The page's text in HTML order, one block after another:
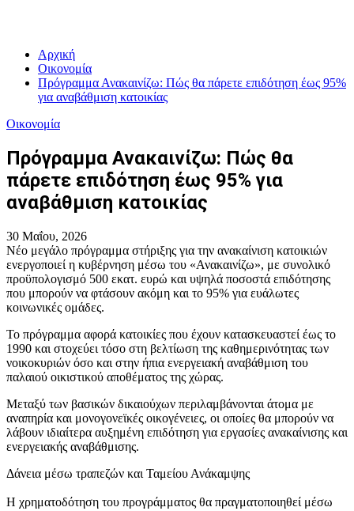
Αρχική
Οικονομία
Πρόγραμμα Ανακαινίζω: Πώς θα πάρετε επιδότηση έως 95%
για αναβάθμιση κατοικίας
Οικονομία
Πρόγραμμα Ανακαινίζω: Πώς θα
πάρετε επιδότηση έως 95% για
αναβάθμιση κατοικίας
30 Μαΐου, 2026
Νέο μεγάλο πρόγραμμα στήριξης για την ανακαίνιση κατοικιών
ενεργοποιεί η κυβέρνηση μέσω του «Ανακαινίζω», με συνολικό
προϋπολογισμό 500 εκατ. ευρώ και υψηλά ποσοστά επιδότησης
που μπορούν να φτάσουν ακόμη και το 95% για ευάλωτες
κοινωνικές ομάδες.
Το πρόγραμμα αφορά κατοικίες που έχουν κατασκευαστεί έως το
1990 και στοχεύει τόσο στη βελτίωση της καθημερινότητας των
νοικοκυριών όσο και στην ήπια ενεργειακή αναβάθμιση του
παλαιού οικιστικού αποθέματος της χώρας.
Μεταξύ των βασικών δικαιούχων περιλαμβάνονται άτομα με
αναπηρία και μονογονεϊκές οικογένειες, οι οποίες θα μπορούν να
λάβουν ιδιαίτερα αυξημένη επιδότηση για εργασίες ανακαίνισης και
ενεργειακής αναβάθμισης.
Δάνεια μέσω τραπεζών και Ταμείου Ανάκαμψης
Η χρηματοδότηση του προγράμματος θα πραγματοποιηθεί μέσω